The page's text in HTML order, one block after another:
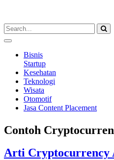
Bisnis
Startup
Kesehatan
Teknologi
Wisata
Otomotif
Jasa Content Placement
Contoh
Arti Cryptocurrency